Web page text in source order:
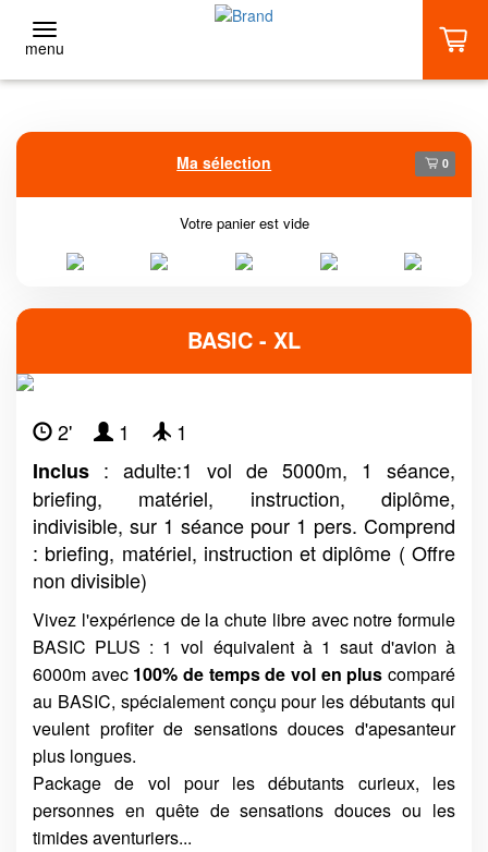
menu
Ma sélection 0
Votre panier est vide
BASIC - XL
2' 1
1
Inclus : adulte:1 vol de 5000m, 1 séance,
briefing, matériel, instruction, diplôme,
indivisible, sur 1 séance pour 1 pers. Comprend
: briefing, matériel, instruction et diplôme ( Offre
non divisible)
Vivez l'expérience de la chute libre avec notre formule
BASIC PLUS : 1 vol équivalent à 1 saut d'avion à
6000m avec 100% de temps de vol en plus comparé
au BASIC, spécialement conçu pour les débutants qui
veulent profiter de sensations douces d'apesanteur
plus longues.
Package de vol pour les débutants curieux, les
personnes en quête de sensations douces ou les
timides aventuriers...
BASIC (1 VOL)
EXTRÊME (3 VOLS ET +)
AIRFLYER +
AGENDA TUNNEL
ACCUEIL